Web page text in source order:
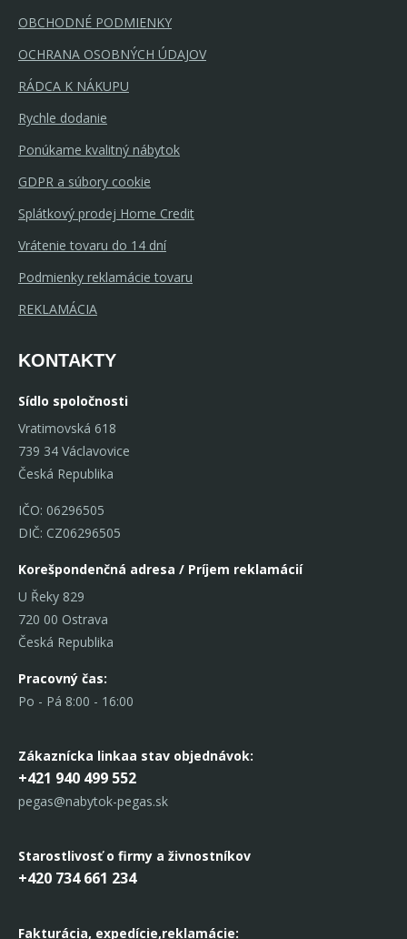
OBCHODNÉ PODMIENKY
OCHRANA OSOBNÝCH ÚDAJOV
RÁDCA K NÁKUPU
Rychle dodanie
Ponúkame kvalitný nábytok
GDPR a súbory cookie
Splátkový prodej Home Credit
Vrátenie tovaru do 14 dní
Podmienky reklamácie tovaru
REKLAMÁCIA
KONTAKTY
Sídlo spoločnosti
Vratimovská 618
739 34 Václavovice
Česká Republika
IČO: 06296505
DIČ: CZ06296505
Korešpondenčná adresa / Príjem reklamácií
U Řeky 829
720 00 Ostrava
Česká Republika
Pracovný čas:
Po - Pá 8:00 - 16:00
Zákaznícka linkaa stav objednávok:
+421 940 499 552
pegas@nabytok-pegas.sk
Starostlivosť o firmy a živnostníkov
+420 734 661 234
Fakturácia, expedície,reklamácie: